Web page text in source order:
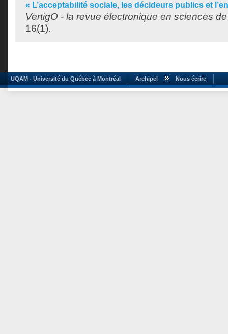
« L’acceptabilité sociale, les décideurs publics et
VertigO - la revue électronique en sciences
16(1).
UQAM - Université du Québec à Montréal Archipel Nous écrire